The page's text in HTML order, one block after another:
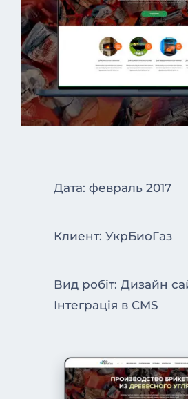
Дата: февраль 2017
Клиент: УкрБиоГаз
Вид робіт: Дизайн
Інтеграція в CMS